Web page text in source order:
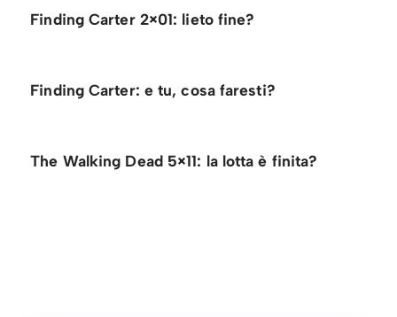
Finding Carter 2×01: lieto fine?
Finding Carter: e tu, cosa faresti?
The Walking Dead 5×11: la lotta è finita?